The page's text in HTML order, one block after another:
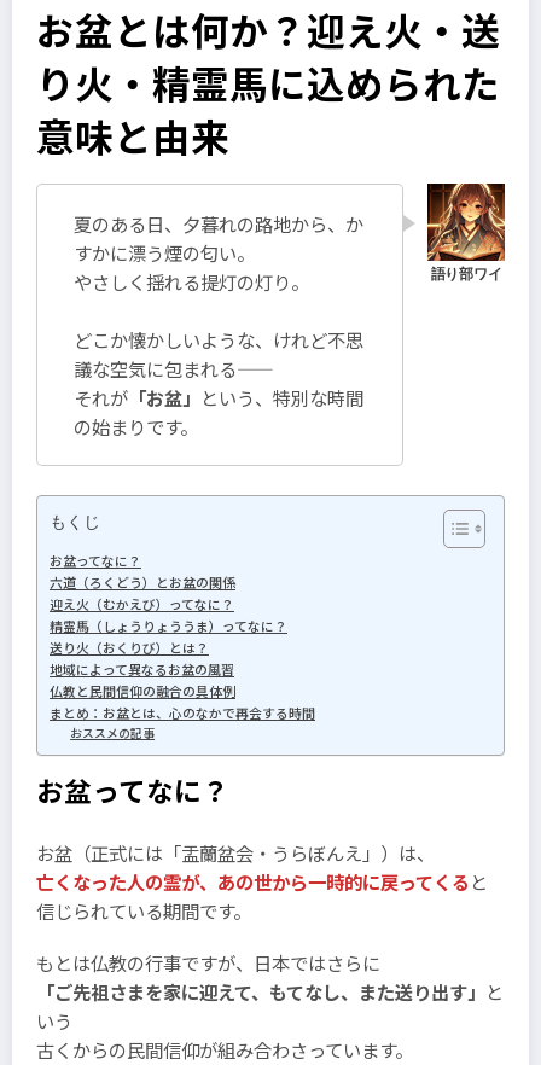
お盆とは何か？迎え火・送
り火・精霊馬に込められた
意味と由来
夏のある日、夕暮れの路地から、か
すかに漂う煙の匂い。
やさしく揺れる提灯の灯り。
どこか懐かしいような、けれど不思
議な空気に包まれる――
それが 「お盆」 という、特別な時間
の始まりです。
もくじ
お盆ってなに？
六道（ろくどう）とお盆の関係
迎え火（むかえび）ってなに？
精霊馬（しょうりょううま）ってなに？
送り火（おくりび）とは？
地域によって異なるお盆の風習
仏教と民間信仰の融合の具体例
まとめ：お盆とは、心のなかで再会する時間
おススメの記事
お盆ってなに？
お盆（正式には「盂蘭盆会・うらぼんえ」）は、
亡くなった人の霊が、あの世から一時的に戻ってくる と
信じられている期間です。
もとは仏教の行事ですが、日本ではさらに
「ご先祖さまを家に迎えて、もてなし、また送り出す」 と
いう
古くからの民間信仰が組み合わさっています。